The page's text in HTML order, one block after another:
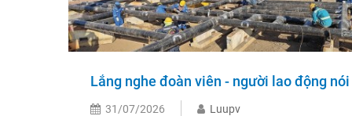
Lắng nghe đoàn viên - người lao động nói
31/07/2026 Luupv